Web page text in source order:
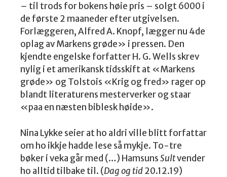
– til trods for bokens høie pris – solgt 6000 i
de første 2 maaneder efter utgivelsen.
Forlæggeren, Alfred A. Knopf, lægger nu 4de
oplag av Markens grøde» i pressen. Den
kjendte engelske forfatter H. G. Wells skrev
nylig i et amerikansk tidsskift at «Markens
grøde» og Tolstois «Krig og fred» rager op
blandt literaturens mesterverker og staar
«paa en næsten biblesk høide».
Nina Lykke seier at ho aldri ville blitt forfattar
om ho ikkje hadde lese så mykje. To-tre
bøker i veka går med (…) HamsunsSultvender
ho alltid tilbake til. (Dag og tid20.12.19)